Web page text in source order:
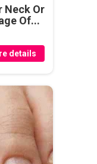
Neck Or
Of...
details